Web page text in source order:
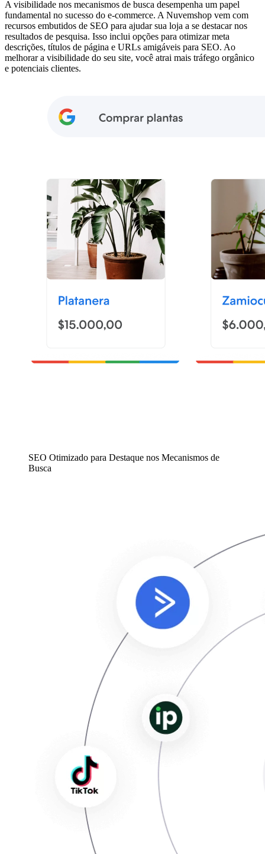
A visibilidade nos mecanismos de busca desempenha um papel
fundamental no sucesso do e-commerce. A Nuvemshop vem com
recursos embutidos de SEO para ajudar sua loja a se destacar nos
resultados de pesquisa. Isso inclui opções para otimizar meta
descrições, títulos de página e URLs amigáveis para SEO. Ao
melhorar a visibilidade do seu site, você atrai mais tráfego orgânico
e potenciais clientes.
SEO Otimizado para Destaque nos Mecanismos de
Busca